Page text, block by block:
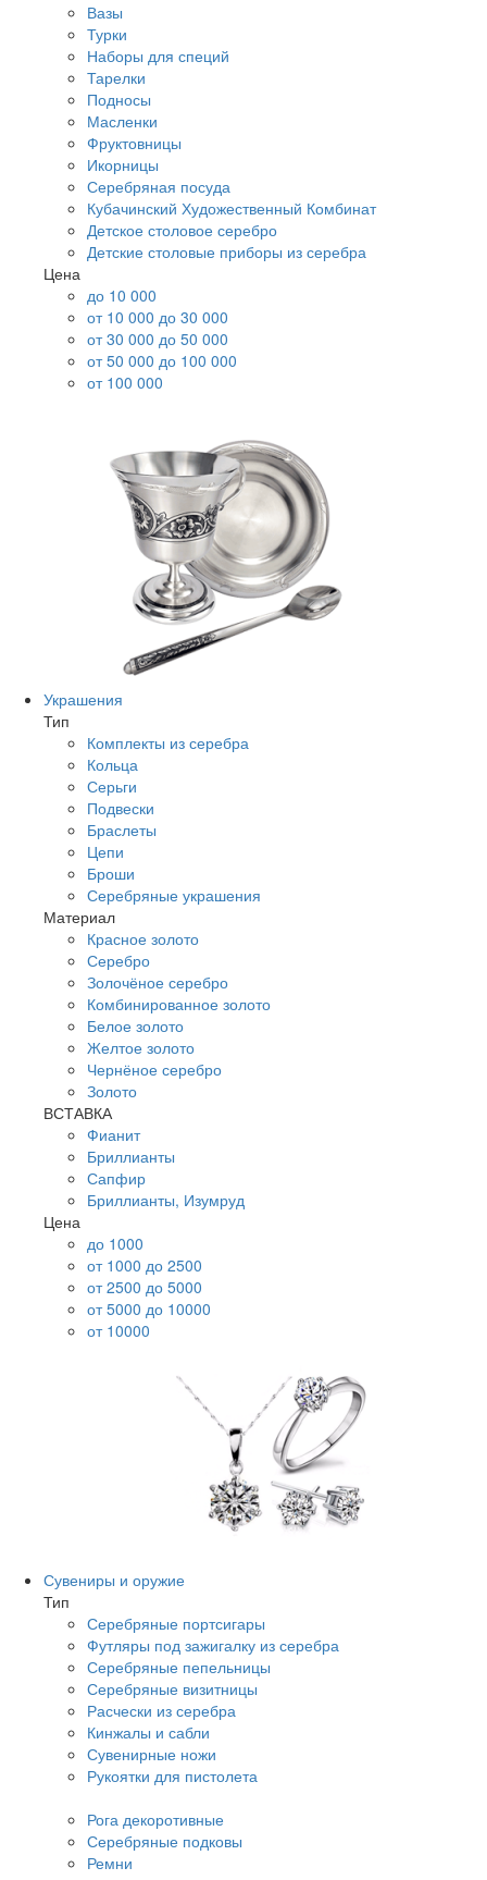
Вазы
Турки
Наборы для специй
Тарелки
Подносы
Масленки
Фруктовницы
Икорницы
Серебряная посуда
Кубачинский Художественный Комбинат
Детское столовое серебро
Детские столовые приборы из серебра
Цена
до 10 000
от 10 000 до 30 000
от 30 000 до 50 000
от 50 000 до 100 000
от 100 000
Украшения
Тип
Комплекты из серебра
Кольца
Серьги
Подвески
Браслеты
Цепи
Броши
Серебряные украшения
Материал
Красное золото
Серебро
Золочёное серебро
Комбинированное золото
Белое золото
Желтое золото
Чернёное серебро
Золото
ВСТАВКА
Фианит
Бриллианты
Сапфир
Бриллианты, Изумруд
Цена
до 1000
от 1000 до 2500
от 2500 до 5000
от 5000 до 10000
от 10000
Сувениры и оружие
Тип
Серебряные портсигары
Футляры под зажигалку из серебра
Серебряные пепельницы
Серебряные визитницы
Расчески из серебра
Кинжалы и сабли
Сувенирные ножи
Рукоятки для пистолета
Рога декоротивные
Серебряные подковы
Ремни